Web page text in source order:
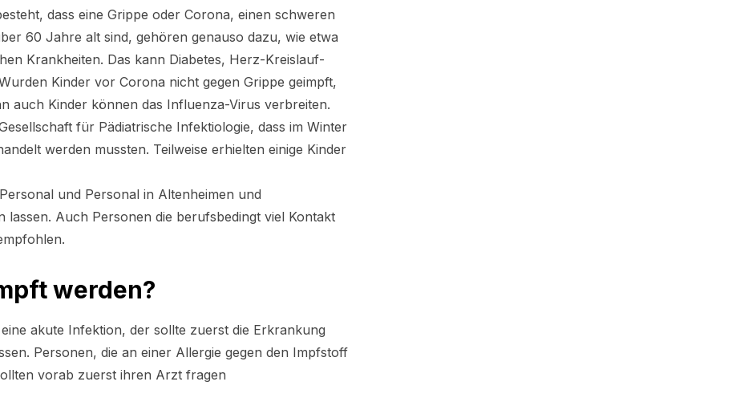
dass eine Grippe oder Corona, einen schweren
60 Jahre alt sind, gehören genauso dazu, wie etwa
Krankheiten. Das kann Diabetes, Herz-Kreislauf-
Kinder vor Corona nicht gegen Grippe geimpft,
auch Kinder können das Influenza-Virus verbreiten.
für Pädiatrische Infektiologie, dass im Winter
werden mussten. Teilweise erhielten einige Kinder
und Personal in Altenheimen und
lassen. Auch Personen die berufsbedingt viel Kontakt
werden?
akute Infektion, der sollte zuerst die Erkrankung
Personen, die an einer Allergie gegen den Impfstoff
vorab zuerst ihren Arzt fragen